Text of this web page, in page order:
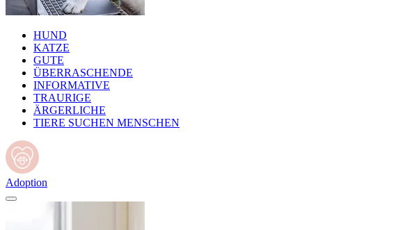
HUND
KATZE
GUTE
ÜBERRASCHENDE
INFORMATIVE
TRAURIGE
ÄRGERLICHE
TIERE SUCHEN MENSCHEN
Adoption